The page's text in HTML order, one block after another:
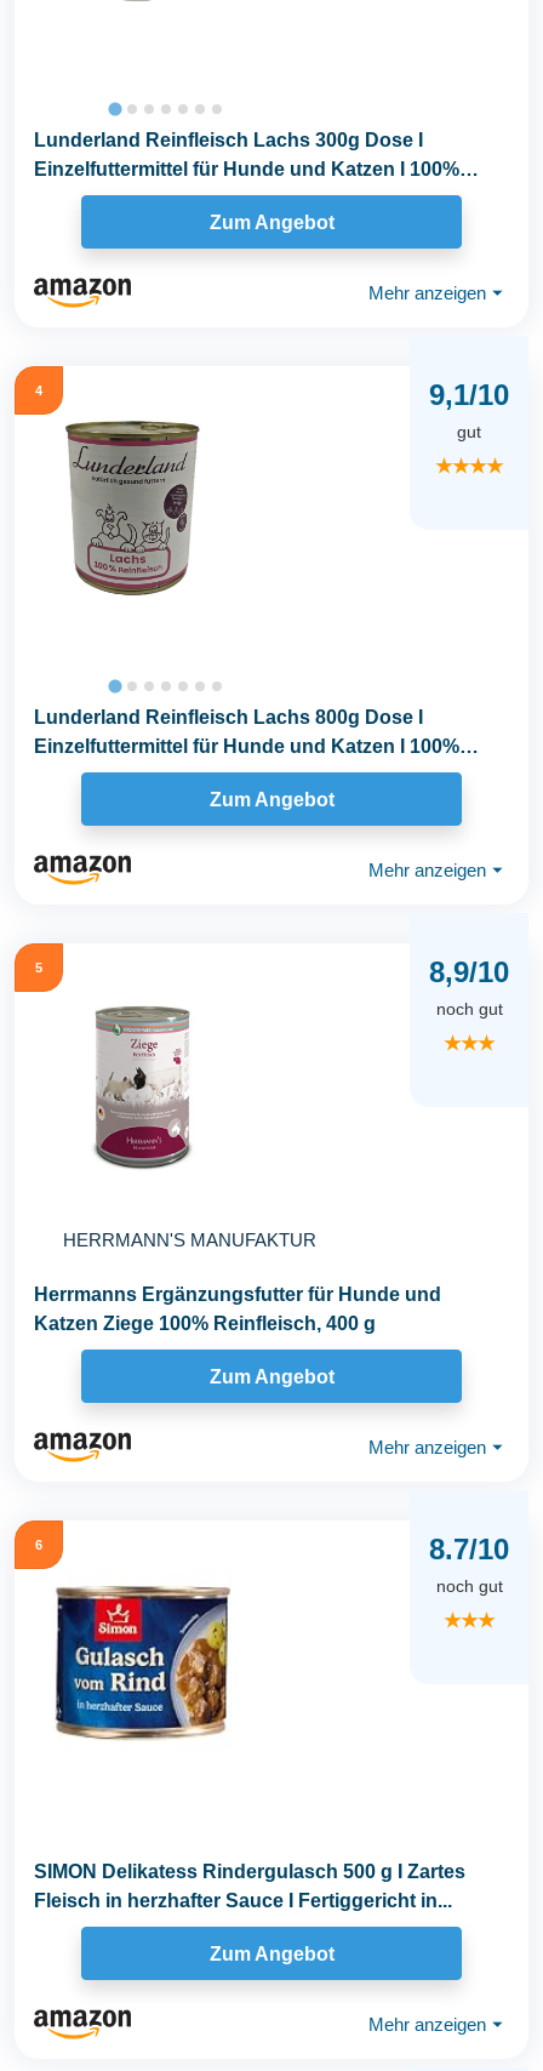
Lunderland Reinfleisch Lachs 300g Dose I
Einzelfuttermittel für Hunde und Katzen I 100%
frisches...
Zum Angebot
Mehr anzeigen ⏷
4 9,1/10
gut
★★★★
Lunderland Reinfleisch Lachs 800g Dose I
Einzelfuttermittel für Hunde und Katzen I 100%
frisches...
Zum Angebot
Mehr anzeigen ⏷
5
HERRMANN'S MANUFAKTUR
8,9/10
noch gut
★★★
Herrmanns Ergänzungsfutter für Hunde und
Katzen Ziege 100% Reinfleisch, 400 g
Zum Angebot
Mehr anzeigen ⏷
6 8.7/10
noch gut
★★★
SIMON Delikatess Rindergulasch 500 g I Zartes
Fleisch in herzhafter Sauce I Fertiggericht in...
Zum Angebot
Mehr anzeigen ⏷